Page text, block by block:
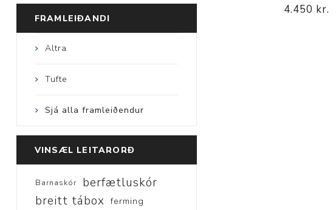
4.450 kr.
FRAMLEIÐANDI
Altra
Tufte
Sjá alla framleiðendur
VINSÆL LEITARORÐ
Barnaskór
berfætluskór
breitt tábox ferming